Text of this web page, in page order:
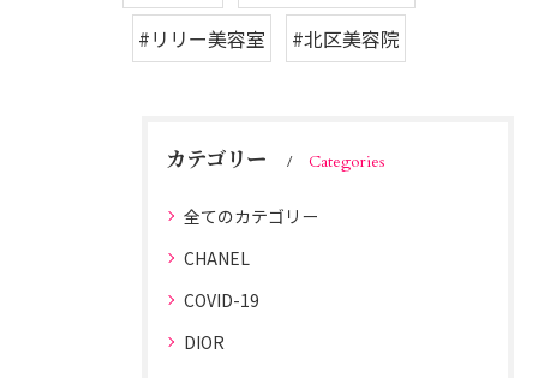
#リリー美容室
#北区美容院
カテゴリー Categories
全てのカテゴリー
CHANEL
COVID-19
DIOR